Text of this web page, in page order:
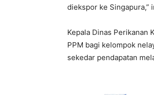
diekspor ke Singapura,”
Kepala Dinas Perikanan
PPM bagi kelompok
sekedar pendapatan